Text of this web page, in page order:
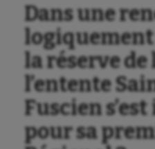
Dans une
la réserve de
l’entente
Fuscien
pour sa